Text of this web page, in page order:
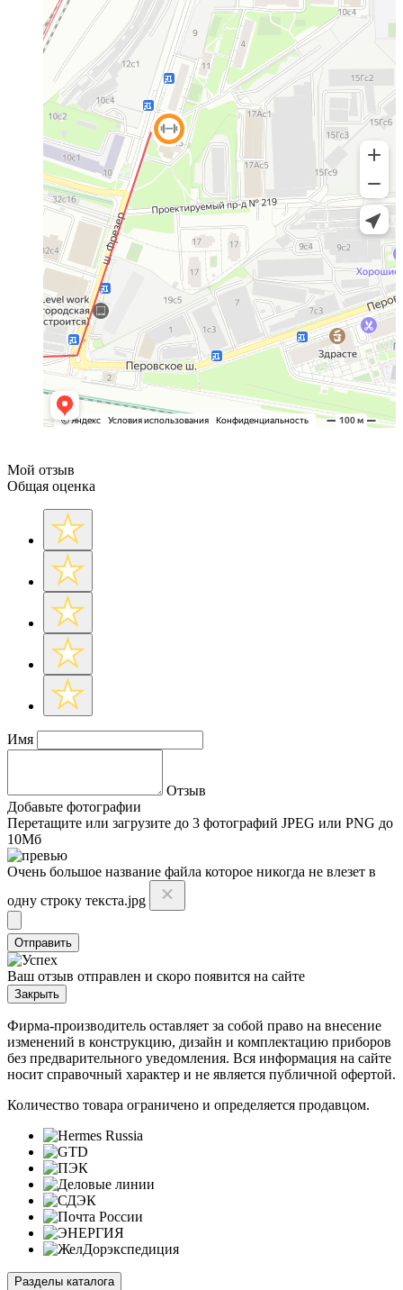
Мой отзыв
Общая оценка
Имя
Отзыв
Добавьте фотографии
Перетащите или загрузите до 3 фотографий JPEG или PNG до
10Мб
Очень большое название файла которое никогда не влезет в
одну строку текста.jpg
Отправить
Ваш отзыв отправлен и скоро появится на сайте
Закрыть
Фирма-производитель оставляет за собой право на внесение
изменений в конструкцию, дизайн и комплектацию приборов
без предварительного уведомления. Вся информация на сайте
носит справочный характер и не является публичной офертой.
Количество товара ограничено и определяется продавцом.
Разделы каталога